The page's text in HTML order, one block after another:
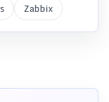
Zabbix